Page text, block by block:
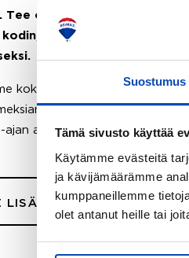
Suostumus
Tämä sivusto käyttää
Käytämme evästeitä
ja kävijämäärämme
kumppaneillemme
olet antanut heille tai
Tee ostotoimeksianto ja
eikä sinun tarvitse
koko ostoprosessin puolestasi.
sopii myös
ajan asuntojen ostoon.
LISÄÄ